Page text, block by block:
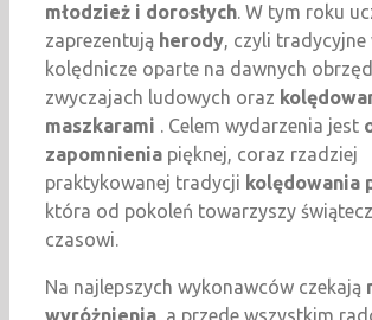
młodzież i dorosłych. W tym roku
zaprezentują herody, czyli
kolędnicze oparte na dawnych
zwyczajach ludowych oraz
maszkarami . Celem wydarzenia jest
zapomnienia pięknej, coraz rzadziej
praktykowanej tradycji kolędowania
która od pokoleń towarzyszy
czasowi.
Na najlepszych wykonawców czekają
wyróżnienia, a przede wszystkim